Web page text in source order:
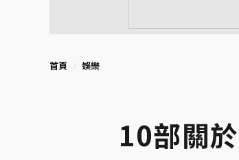
首頁 娛樂
10部關